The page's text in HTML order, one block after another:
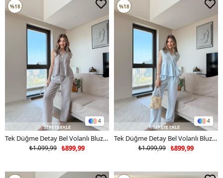
4
SEPETE EKLE
Tek Düğme Detay Bel Volanlı Bluz ve Pantolonlu Keten İkili Takım Gri 2265
₺899,99
₺1.099,99
%18
4
SEPETE EKLE
Tek Düğme Detay Bel Volanlı Bluz ve Pantolonlu Keten İkili Takım Bebe Mavi 2265
₺899,99
₺1.099,99
%18